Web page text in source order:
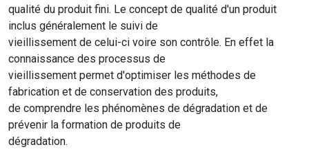
qualité du produit fini. Le concept de qualité d'un produit
inclus généralement le suivi de
vieillissement de celui-ci voire son contrôle. En effet la
connaissance des processus de
vieillissement permet d'optimiser les méthodes de
fabrication et de conservation des produits,
de comprendre les phénomènes de dégradation et de
prévenir la formation de produits de
dégradation.